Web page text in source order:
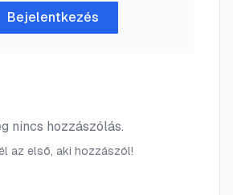
Bejelentkezés
nincs hozzászólás.
az első, aki hozzászól!